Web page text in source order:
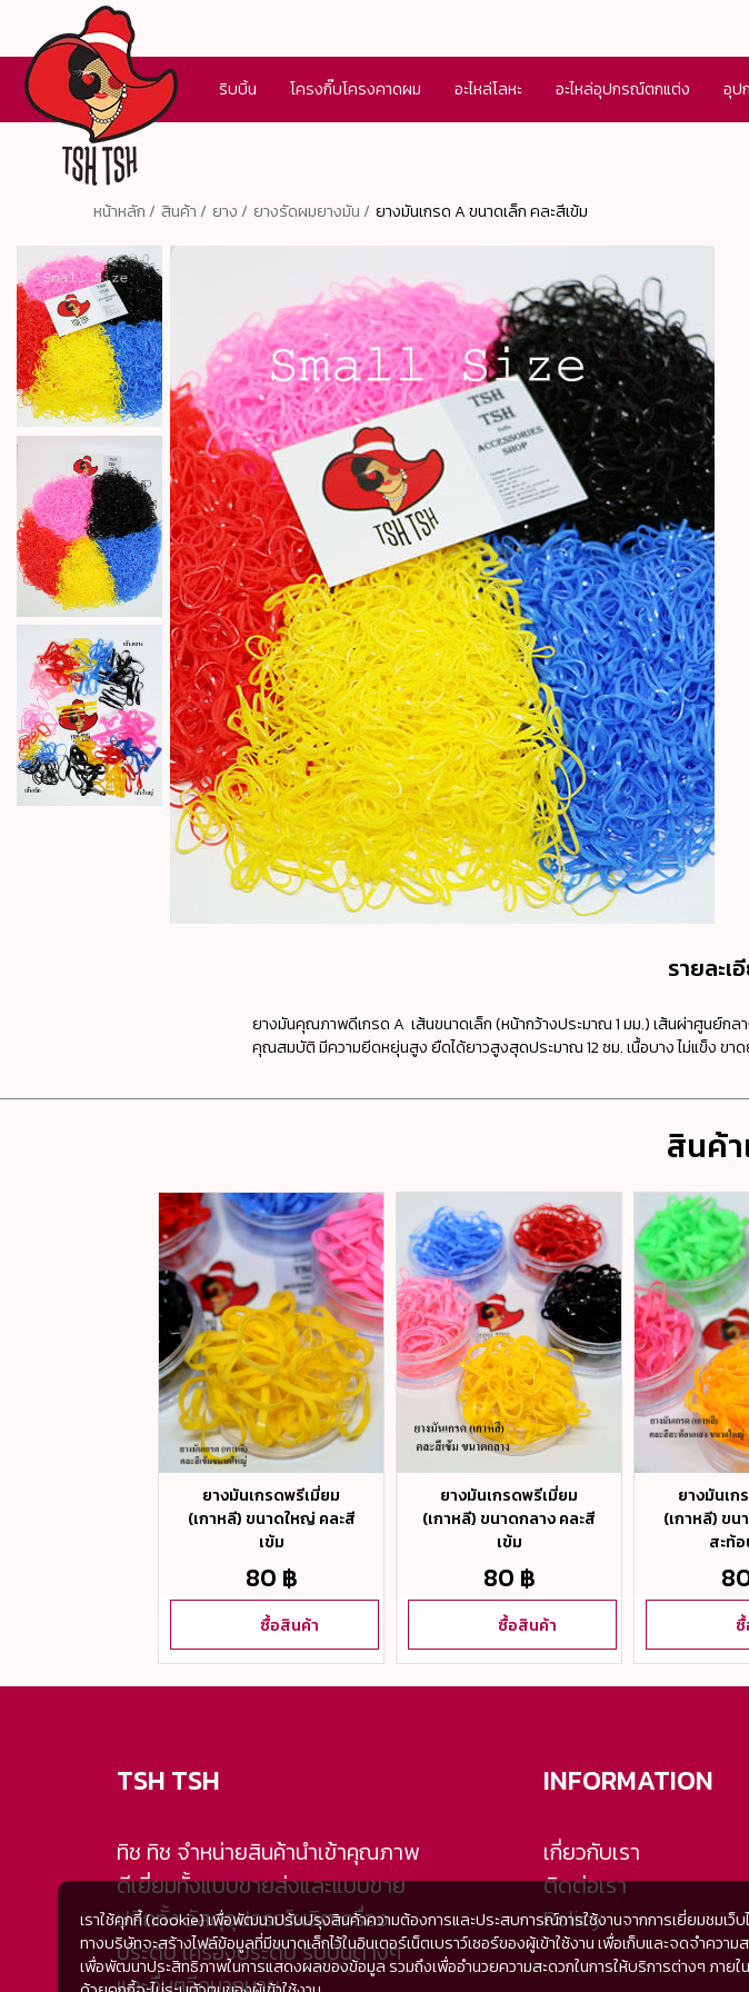
ริบบิ้น โครงกิ๊บโครงคาดผม อะไหล่โลหะ อะไหล่อุปกรณ์ตกแต่ง อุป
หน้าหลัก / สินค้า / ยาง / ยางรัดผมยางมัน / ยางมันเกรด A ขนาดเล็ก คละสีเข้ม
รายละเ
ยางมันคุณภาพดีเกรด A เส้นขนาดเล็ก (หน้ากว้างประมาณ 1 มม.) เส้นผ่าศูนย์กล
คุณสมบัติ มีความยีดหยุ่นสูง ยืดได้ยาวสูงสุดประมาณ 12 ซม. เนื้อบาง ไม่แข็ง ขาด
สินค้า
ยางมันเกรดพรีเมี่ยม
(เกาหลี) ขนาดใหญ่ คละสี
เข้ม
80 ฿
ซื้อสินค้า
ยางมันเกรดพรีเมี่ยม
(เกาหลี) ขนาดกลาง คละสี
เข้ม
80 ฿
ซื้อสินค้า
ยางมันเก
(เกาหลี) ข
สะท้
TSH TSH
ทิช ทิช จำหน่ายสินค้านำเข้าคุณภาพ
ดีเยี่ยมทั้งแบบขายส่งและแบบขาย
ปลีกทั้ง วัสดุอุปกรณ์ผลิตเครื่อง
ประดับ เครื่องประดับ ริบบิ้นต่างๆ
และอื่นๆอีกมากมาย
INFORMATION
เกี่ยวกับเรา
ติดต่อเรา
Policy
เราใช้คุกกี้ (cookie) เพื่อพัฒนาปรับปรุงสินค้าความต้องการและประสบการณ์การใช้งานจากการเยี่ยมชมเว็
ทางบริษัทจะสร้างไฟล์ข้อมูลที่มีขนาดเล็กไว้ในอินเตอร์เน็ตเบราว์เซอร์ของผู้เข้าใช้งาน เพื่อเก็บและจดจำค
เพื่อพัฒนาประสิทธิภาพในการแสดงผลของข้อมูล รวมถึงเพื่ออำนวยความสะดวกในการให้บริการต่างๆ ภายใ